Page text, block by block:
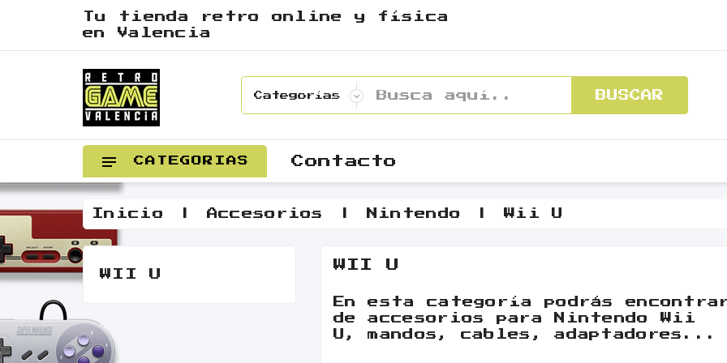
Tu tienda retro online y física
en Valencia
BUSCAR
CATEGORIAS Contacto
Inicio Accesorios Nintendo Wii U
WII U
WII U
En esta categoría podrás
de accesorios para Nintendo Wii
U, mandos, cables, adaptadores...